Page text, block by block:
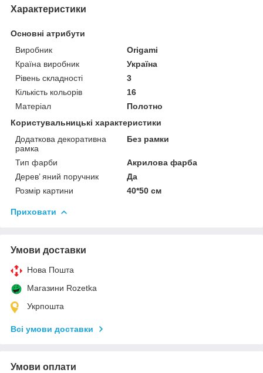
Характеристики
Основні атрибути
Виробник
Origami
Країна виробник
Україна
Рівень складності
3
Кількість кольорів
16
Матеріал
Полотно
Користувальницькі характеристики
Додаткова декоративна
рамка
Без рамки
Тип фарби
Акрилова фарба
Дерев’ яний поручник
Да
Розмір картини
40*50 см
Приховати
Умови доставки
Нова Пошта
Магазини Rozetka
Укрпошта
Всі умови доставки
Умови оплати